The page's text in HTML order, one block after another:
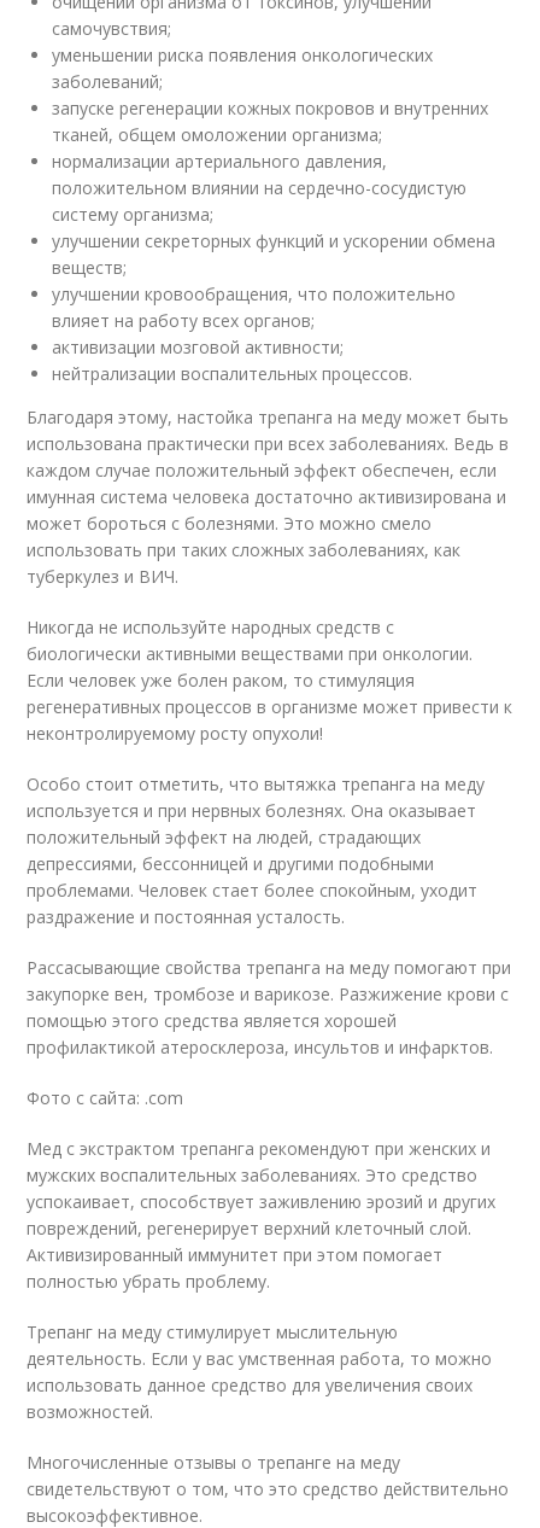
самочувствия;
уменьшении риска появления онкологических
заболеваний;
запуске регенерации кожных покровов и внутренних
тканей, общем омоложении организма;
нормализации артериального давления,
положительном влиянии на сердечно-сосудистую
систему организма;
улучшении секреторных функций и ускорении обмена
веществ;
улучшении кровообращения, что положительно
влияет на работу всех органов;
активизации мозговой активности;
нейтрализации воспалительных процессов.
Благодаря этому, настойка трепанга на меду может быть
использована практически при всех заболеваниях. Ведь в
каждом случае положительный эффект обеспечен, если
имунная система человека достаточно активизирована и
может бороться с болезнями. Это можно смело
использовать при таких сложных заболеваниях, как
туберкулез и ВИЧ.
Никогда не используйте народных средств с
биологически активными веществами при онкологии.
Если человек уже болен раком, то стимуляция
регенеративных процессов в организме может привести к
неконтролируемому росту опухоли!
Особо стоит отметить, что вытяжка трепанга на меду
используется и при нервных болезнях. Она оказывает
положительный эффект на людей, страдающих
депрессиями, бессонницей и другими подобными
проблемами. Человек стает более спокойным, уходит
раздражение и постоянная усталость.
Рассасывающие свойства трепанга на меду помогают при
закупорке вен, тромбозе и варикозе. Разжижение крови с
помощью этого средства является хорошей
профилактикой атеросклероза, инсультов и инфарктов.
Фото с сайта: .com
Мед с экстрактом трепанга рекомендуют при женских и
мужских воспалительных заболеваниях. Это средство
успокаивает, способствует заживлению эрозий и других
повреждений, регенерирует верхний клеточный слой.
Активизированный иммунитет при этом помогает
полностью убрать проблему.
Трепанг на меду стимулирует мыслительную
деятельность. Если у вас умственная работа, то можно
использовать данное средство для увеличения своих
возможностей.
Многочисленные отзывы о трепанге на меду
свидетельствуют о том, что это средство действительно
высокоэффективное.